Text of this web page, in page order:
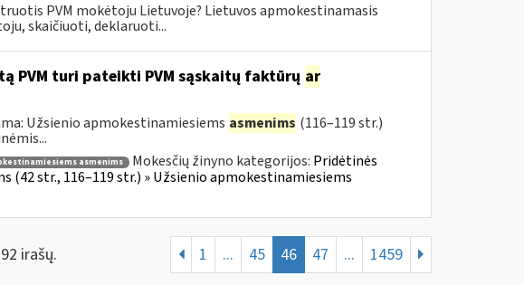
PVM mokėtoju Lietuvoje? Lietuvos apmokestinamasis
skaičiuoti, deklaruoti...
PVM turi pateikti PVM sąskaitų faktūrų ar
Užsienio apmokestinamiesiems asmenims (116–119 str.)
asmenims Mokesčių žinyno kategorijos: Pridėtinės
(42 str., 116–119 str.) » Užsienio apmokestinamiesiems
irašų. 1 ... 45 46 47 ... 1459